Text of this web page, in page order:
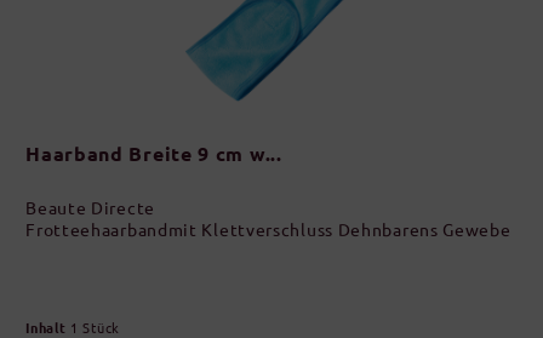
Haarband Breite 9 cm w...
Beaute Directe
Frotteehaarbandmit Klettverschluss Dehnbarens Gewebe
Inhalt 1 Stück